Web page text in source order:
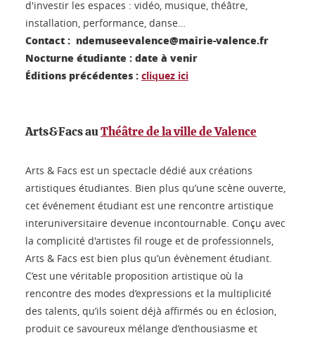
d'investir les espaces : vidéo, musique, théâtre,
installation, performance, danse…
Contact : ndemuseevalence@mairie-valence.fr
Nocturne étudiante : date à venir
Éditions précédentes : cliquez ici
Arts&Facs au Théâtre de la ville de Valence
Arts & Facs est un spectacle dédié aux créations
artistiques étudiantes. Bien plus qu’une scène ouverte,
cet événement étudiant est une rencontre artistique
interuniversitaire devenue incontournable. Conçu avec
la complicité d'artistes fil rouge et de professionnels,
Arts & Facs est bien plus qu’un évènement étudiant.
C’est une véritable proposition artistique où la
rencontre des modes d’expressions et la multiplicité
des talents, qu’ils soient déjà affirmés ou en éclosion,
produit ce savoureux mélange d’enthousiasme et